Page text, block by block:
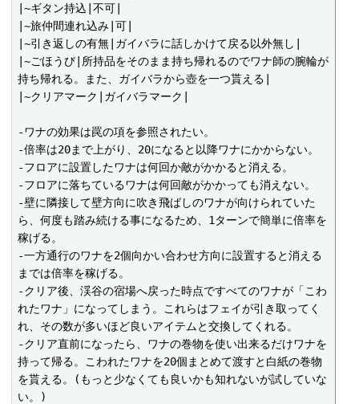
|~ギタン持込|不可|
|~旅仲間連れ込み|可|
|~引き返しの有無|ガイバラに話しかけて戻る以外無し|
|~ごほうび|所持品をそのまま持ち帰れるのでワナ師の腕輪が
持ち帰れる。また、ガイバラから壺を一つ貰える|
|~クリアマーク|ガイバラマーク|
-ワナの効果は罠の項を参照されたい。
-倍率は20まで上がり、20になると以降ワナにかからない。
-フロアに設置したワナは何回か敵がかかると消える。
-フロアに落ちているワナは何回敵がかかっても消えない。
-壁に隣接して壁方向に吹き飛ばしのワナが向けられていた
ら、何度も踏み続ける事になるため、1ターンで簡単に倍率を
稼げる。
-一方通行のワナを2個向かい合わせ方向に設置すると消える
までは倍率を稼げる。
-クリア後、渓谷の宿場へ戻った時点ですべてのワナが「こわ
れたワナ」になってしまう。これらはフェイが引き取ってく
れ、その数が多いほど良いアイテムと交換してくれる。
-クリア直前になったら、ワナの巻物を使い出来るだけワナを
持って帰る。こわれたワナを20個まとめて渡すと白紙の巻物
を貰える。(もっと少なくても良いかも知れないが試していな
い。)